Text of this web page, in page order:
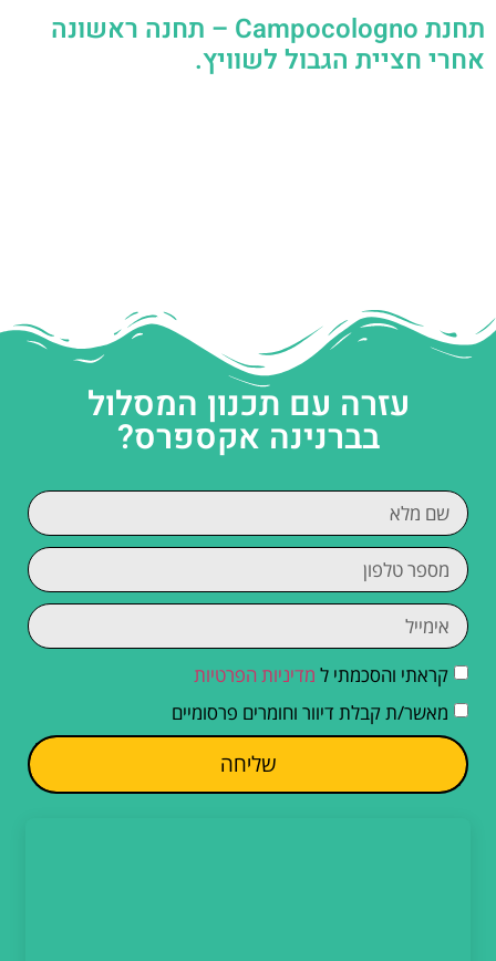
תחנת Campocologno – תחנה ראשונה
אחרי חציית הגבול לשוויץ.
עזרה עם תכנון המסלול
בברנינה אקספרס?
קראתי והסכמתי ל מדיניות הפרטיות
מאשר/ת קבלת דיוור וחומרים פרסומיים
שליחה